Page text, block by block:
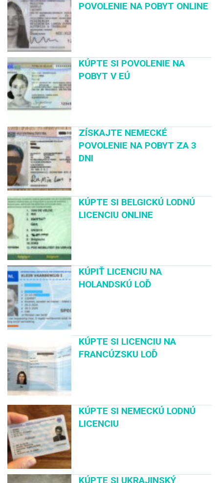
POVOLENIE NA POBYT ONLINE
KÚPTE SI POVOLENIE NA
POBYT V EÚ
ZÍSKAJTE NEMECKÉ
POVOLENIE NA POBYT ZA 3
DNI
KÚPTE SI BELGICKÚ LODNÚ
LICENCIU ONLINE
KÚPIŤ LICENCIU NA
HOLANDSKÚ LOĎ
KÚPTE SI LICENCIU NA
FRANCÚZSKU LOĎ
KÚPTE SI NEMECKÚ LODNÚ
LICENCIU
KÚPTE SI UKRAJINSKÝ